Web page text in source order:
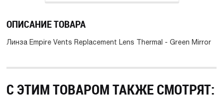
ОПИСАНИЕ ТОВАРА
Линза Empire Vents Replacement Lens Thermal - Green Mirror
С ЭТИМ ТОВАРОМ ТАКЖЕ СМОТРЯТ: